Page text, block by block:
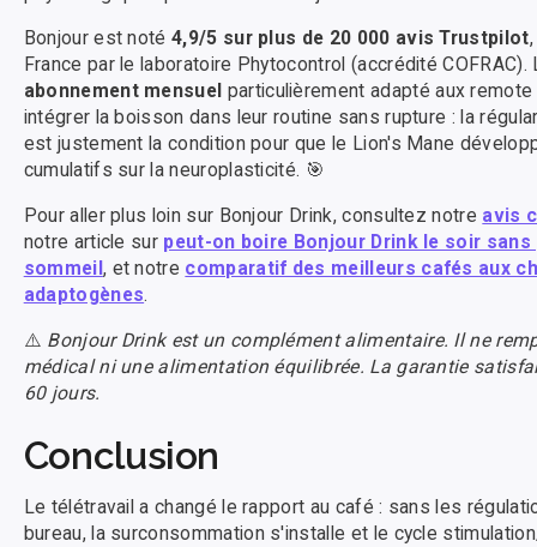
Bonjour est noté4,9/5 sur plus de 20 000 avis Trustpilot
France par le laboratoire Phytocontrol (accrédité
abonnement mensuel particulièrement adapté aux
intégrer la boisson dans leur routine sans rupture : la
est justement la condition pour que le Lion's Mane
cumulatifs sur la neuroplasticité. 🎯
Pour aller plus loin sur Bonjour Drink, consultez notre avis
notre article sur peut-on boire Bonjour Drink le soir
sommeil , et notre comparatif des meilleurs cafés aux
adaptogènes.
⚠️ Bonjour Drink est un complément alimentaire. Il ne
médical ni une alimentation équilibrée. La garantie
60 jours.
Conclusion
Le télétravail a changé le rapport au café : sans les
bureau, la surconsommation s'installe et le cycle